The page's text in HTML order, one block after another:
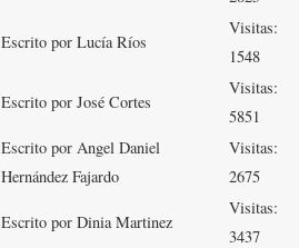
Escrito por Lucía Ríos
Visitas:
1548
Escrito por José Cortes
Visitas:
5851
Escrito por Angel Daniel
Hernández Fajardo
Visitas:
2675
Escrito por Dinia Martinez
Visitas:
3437